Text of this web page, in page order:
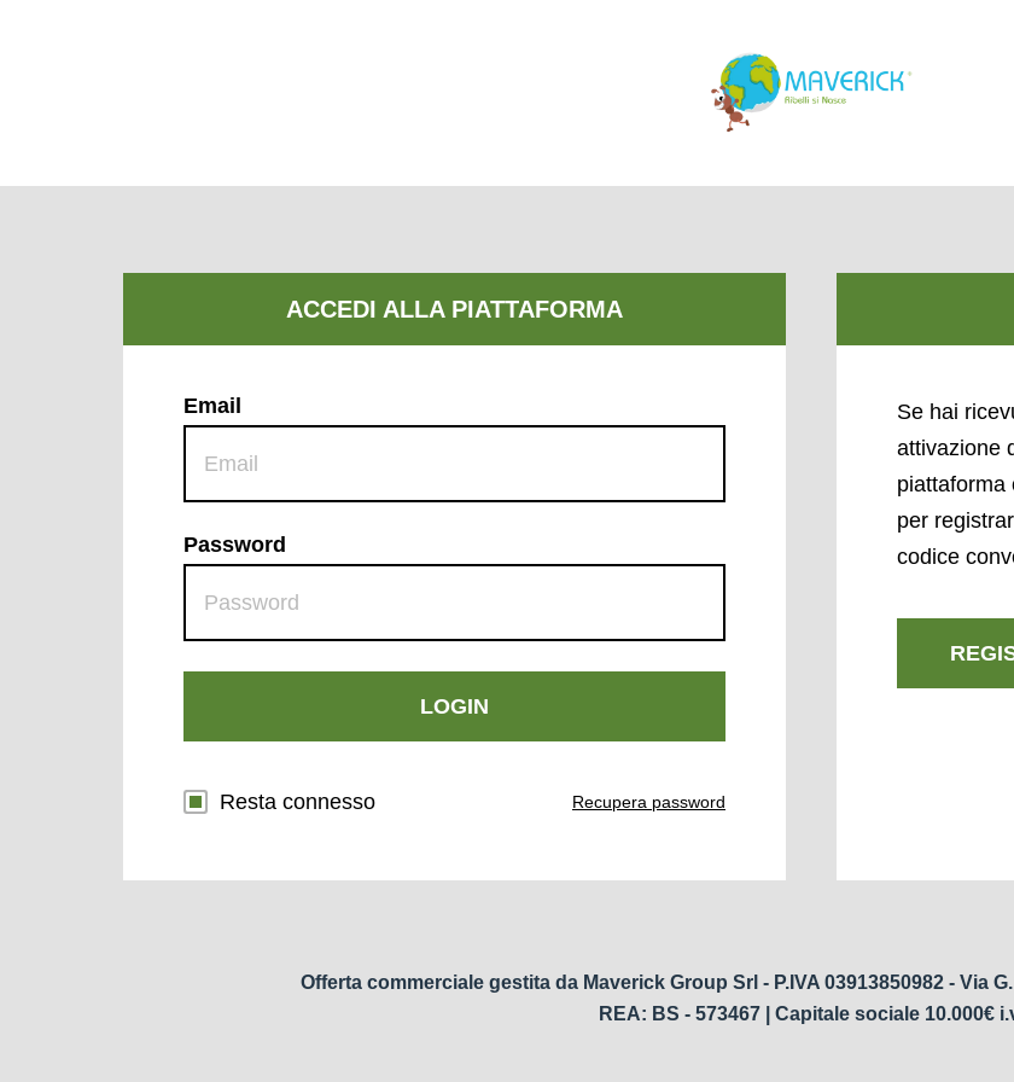
Email
Password
LOGIN
Resta connesso Recupera password
Se hai
attivazione
piattaforma
per
codice
Offerta commerciale gestita da Maverick Group Srl - P.IVA 03913850982 - Via
REA: BS - 573467 | Capitale sociale 10.000€